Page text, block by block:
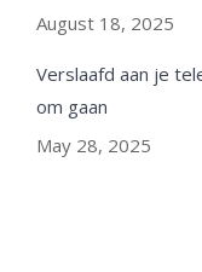
August 18, 2025
Verslaafd aan je
om gaan
May 28, 2025